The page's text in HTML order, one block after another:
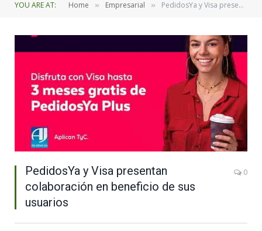
YOU ARE AT: Home » Empresarial » PedidosYa y Visa presentan colaboración en beneficio de sus usuarios
PedidosYa y Visa presentan
colaboración en beneficio de sus
usuarios
0